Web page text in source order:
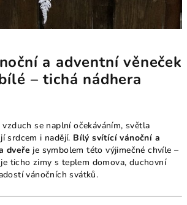
a adventní věneček
– tichá nádhera
se naplní očekáváním, světla
srdcem i nadějí. Bílý svítící vánoční a
dveře je symbolem této výjimečné chvíle –
ticho zimy s teplem domova, duchovní
vánočních svátků.